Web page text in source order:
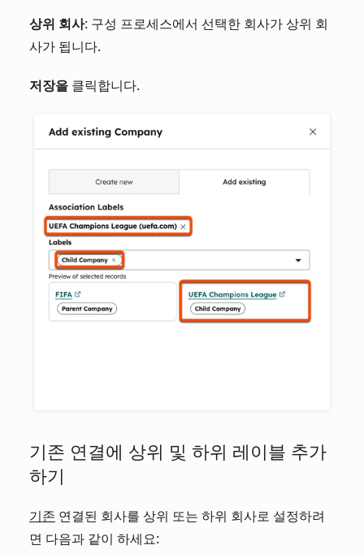
상위 회사: 구성 프로세스에서 선택한 회사가 상위 회
사가 됩니다.
저장을 클릭합니다.
기존 연결에 상위 및 하위 레이블 추가
하기
기존 연결된 회사를 상위 또는 하위 회사로 설정하려
면 다음과 같이 하세요: